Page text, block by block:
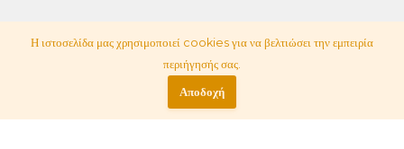
Η ιστοσελίδα μας χρησιμοποιεί cookies για να βελτιώσει την εμπειρία
περιήγησής σας.
Αποδοχή